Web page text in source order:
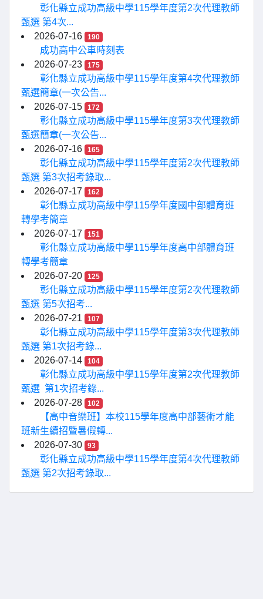
彰化縣立成功高級中學115學年度第2次代理教師
甄選 第4次...
2026-07-16
190
成功高中公車時刻表
2026-07-23
175
彰化縣立成功高級中學115學年度第4次代理教師
甄選簡章(一次公告...
2026-07-15
172
彰化縣立成功高級中學115學年度第3次代理教師
甄選簡章(一次公告...
2026-07-16
165
彰化縣立成功高級中學115學年度第2次代理教師
甄選 第3次招考錄取...
2026-07-17
162
彰化縣立成功高級中學115學年度國中部體育班
轉學考簡章
2026-07-17
151
彰化縣立成功高級中學115學年度高中部體育班
轉學考簡章
2026-07-20
125
彰化縣立成功高級中學115學年度第2次代理教師
甄選 第5次招考...
2026-07-21
107
彰化縣立成功高級中學115學年度第3次代理教師
甄選 第1次招考錄...
2026-07-14
104
彰化縣立成功高級中學115學年度第2次代理教師
甄選 第1次招考錄...
2026-07-28
102
【高中音樂班】本校115學年度高中部藝術才能
班新生續招暨暑假轉...
2026-07-30
93
彰化縣立成功高級中學115學年度第4次代理教師
甄選 第2次招考錄取...